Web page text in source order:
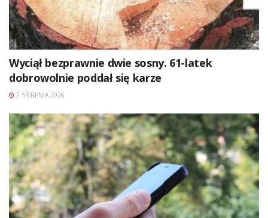
Wyciął bezprawnie dwie sosny. 61-latek
dobrowolnie poddał się karze
7 SIERPNIA 2026